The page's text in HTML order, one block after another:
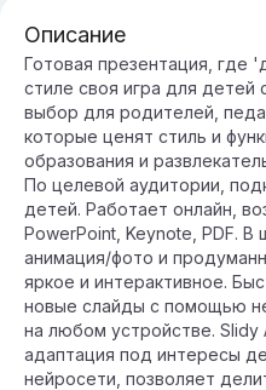
Описание
Готовая презентация, где
стиле своя игра для детей
выбор для родителей,
которые ценят стиль и
образования и
По целевой аудитории,
детей. Работает онлайн,
PowerPoint, Keynote, PDF.
анимация/фото и
яркое и интерактивное.
новые слайды с помощью
на любом устройстве. Slidy
адаптация под интересы
нейросети, позволяет